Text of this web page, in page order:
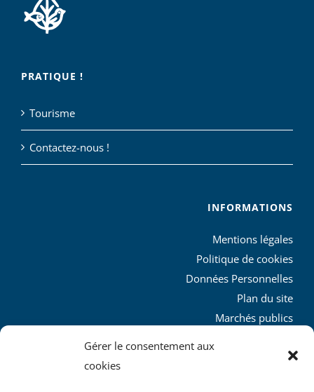
Gérer le consentement aux
cookies
PRATIQUE !
Tourisme
Contactez-nous !
INFORMATIONS
Mentions légales
Politique de cookies
Données Personnelles
Plan du site
Marchés publics
L’agglo recrute